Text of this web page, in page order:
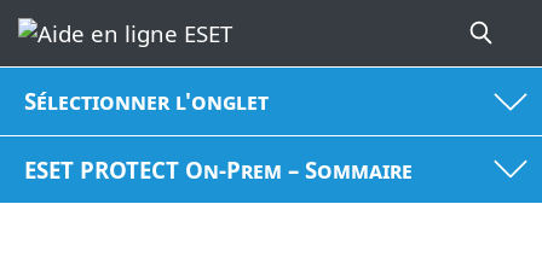
Sélectionner l'onglet
ESET PROTECT On-Prem – Sommaire